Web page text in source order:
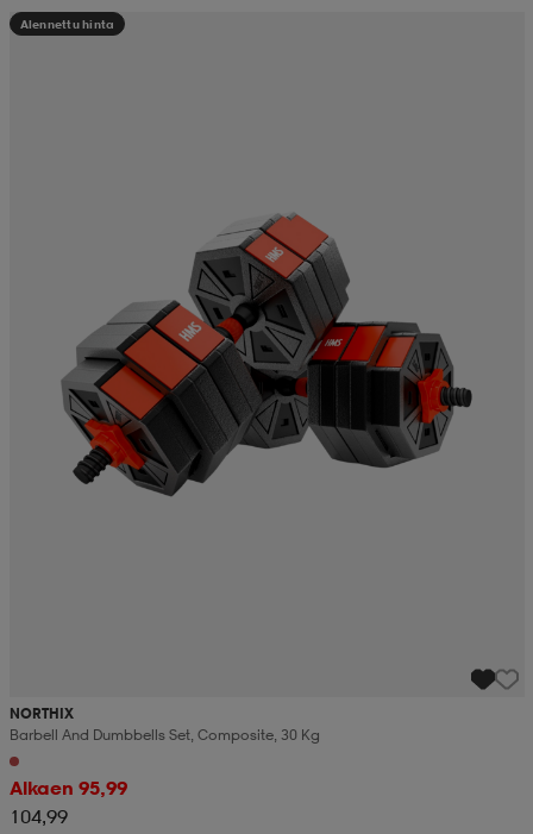
Alennettu hinta
NORTHIX
Barbell And Dumbbells Set, Composite, 30 Kg
Alkaen 95,99
104,99